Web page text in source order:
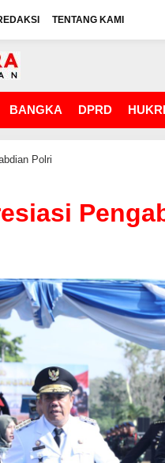
TENTANG KAMI
BANGKA DPRD
Polri